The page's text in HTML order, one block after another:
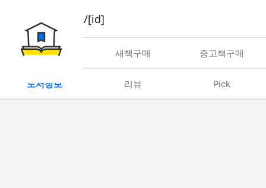
book/rent/[id]
대여 새책구매 중고책구매
도서정보 리뷰 Pick